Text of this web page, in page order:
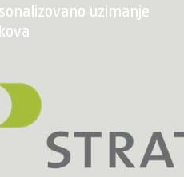
uzimanje